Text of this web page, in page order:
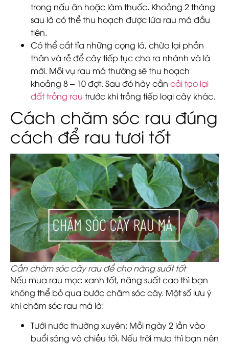
trong nấu ăn hoặc làm thuốc. Khoảng 2 tháng
sau là có thể thu hoạch được lứa rau má đầu
tiên.
Có thể cắt tỉa những cọng lá, chừa lại phần
thân và rễ để cây tiếp tục cho ra nhánh và lá
mới. Mỗi vụ rau má thường sẽ thu hoạch
khoảng 8 – 10 đợt. Sau đó hãy cần cải tạo lại
đất trồng rau trước khi trồng tiếp loại cây khác.
Cách chăm sóc rau đúng
cách để rau tươi tốt
Cần chăm sóc cây rau để cho năng suất tốt
Nếu mua rau mọc xanh tốt, năng suất cao thì bạn
không thể bỏ qua bước chăm sóc cây. Một số lưu ý
khi chăm sóc rau má là:
Tưới nước thường xuyên: Mỗi ngày 2 lần vào
buổi sáng và chiều tối. Nếu trời mưa thì bạn nên